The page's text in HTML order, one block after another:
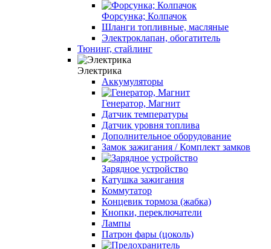
Форсунка; Колпачок
Шланги топливные, масляные
Электроклапан, обогатитель
Тюнинг, стайлинг
Электрика
Аккумуляторы
Генератор, Магнит
Датчик температуры
Датчик уровня топлива
Дополнительное оборудование
Замок зажигания / Комплект замков
Зарядное устройство
Катушка зажигания
Коммутатор
Концевик тормоза (жабка)
Кнопки, переключатели
Лампы
Патрон фары (цоколь)